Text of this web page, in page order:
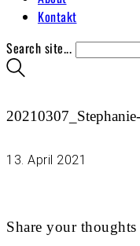
Kontakt
Search site...
13. April 2021
Share your thoughts